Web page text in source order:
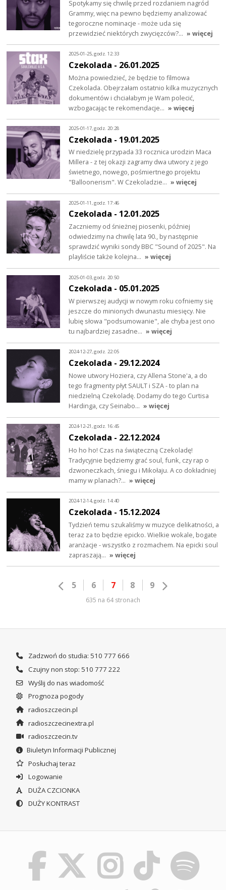
Spotykamy się chwilę przed rozdaniem nagród
Grammy, więc na pewno będziemy analizować
tegoroczne nominacje - może uda się
przewidzieć niektórych zwycięzców?… » więcej
2025-01-25, godz. 12:33
Czekolada - 26.01.2025
Można powiedzieć, że będzie to filmowa
Czekolada. Obejrzałam ostatnio kilka muzycznych
dokumentów i chciałabym je Wam polecić,
wzbogacając te rekomendacje… » więcej
2025-01-17, godz. 20:28
Czekolada - 19.01.2025
W niedzielę przypada 33 rocznica urodzin Maca
Millera - z tej okazji zagramy dwa utwory z jego
świetnego, nowego, pośmiertnego projektu
"Balloonerism". W Czekoladzie… » więcej
2025-01-11, godz. 17:46
Czekolada - 12.01.2025
Zaczniemy od śnieżnej piosenki, później
odwiedzimy na chwilę lata 90., by następnie
sprawdzić wyniki sondy BBC "Sound of 2025". Na
playliście także kolejna… » więcej
2025-01-03, godz. 20:50
Czekolada - 05.01.2025
W pierwszej audycji w nowym roku cofniemy się
jeszcze do minionych dwunastu miesięcy. Nie
lubię słowa "podsumowanie", ale chyba jest ono
tu najbardziej zasadne… » więcej
2024-12-27, godz. 22:05
Czekolada - 29.12.2024
Nowe utwory Hoziera, czy Allena Stone'a, a do
tego fragmenty płyt SAULT i SZA - to plan na
niedzielną Czekoladę. Dodamy do tego Curtisa
Hardinga, czy Seinabo… » więcej
2024-12-21, godz. 16:45
Czekolada - 22.12.2024
Ho ho ho! Czas na świąteczną Czekoladę!
Tradycyjnie będziemy grać soul, funk, czy rap o
dzwoneczkach, śniegu i Mikołaju. A co dokładniej
mamy w planach?… » więcej
2024-12-14, godz. 14:40
Czekolada - 15.12.2024
Tydzień temu szukaliśmy w muzyce delikatności, a
teraz za to będzie epicko. Wielkie wokale, bogate
aranżacje - wszystko z rozmachem. Na epicki soul
zapraszają… » więcej
5 6 7 8 9
635 na 64 stronach
Zadzwoń do studia: 510 777 666
Czujny non stop: 510 777 222
Wyślij do nas wiadomość
Prognoza pogody
radioszczecin.pl
radioszczecinextra.pl
radioszczecin.tv
Biuletyn Informacji Publicznej
Posłuchaj teraz
Logowanie
DUŻA CZCIONKA
DUŻY KONTRAST